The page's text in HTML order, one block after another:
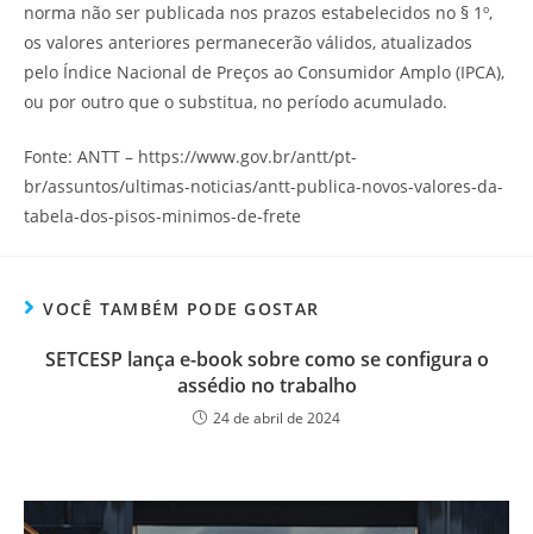
norma não ser publicada nos prazos estabelecidos no § 1º,
os valores anteriores permanecerão válidos, atualizados
pelo Índice Nacional de Preços ao Consumidor Amplo (IPCA),
ou por outro que o substitua, no período acumulado.
Fonte: ANTT – https://www.gov.br/antt/pt-
br/assuntos/ultimas-noticias/antt-publica-novos-valores-da-
tabela-dos-pisos-minimos-de-frete
VOCÊ TAMBÉM PODE GOSTAR
SETCESP lança e-book sobre como se configura o
assédio no trabalho
24 de abril de 2024